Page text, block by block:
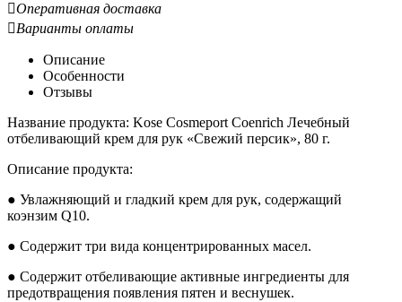
Оперативная доставка
Варианты оплаты
Описание
Особенности
Отзывы
Название продукта: Kose Cosmeport Coenrich Лечебный
отбеливающий крем для рук «Свежий персик», 80 г.
Описание продукта:
● Увлажняющий и гладкий крем для рук, содержащий
коэнзим Q10.
● Содержит три вида концентрированных масел.
● Содержит отбеливающие активные ингредиенты для
предотвращения появления пятен и веснушек.